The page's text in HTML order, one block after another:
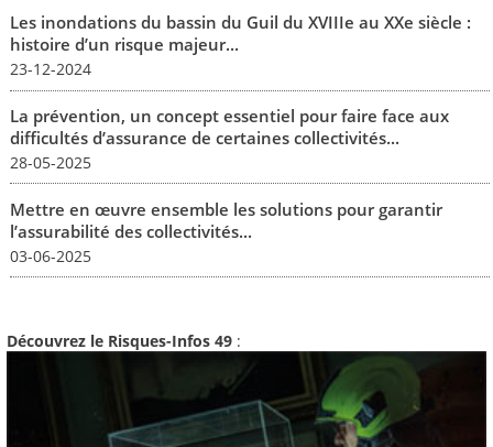
Les inondations du bassin du Guil du XVIIIe au XXe siècle :
histoire d’un risque majeur...
23-12-2024
La prévention, un concept essentiel pour faire face aux
difficultés d’assurance de certaines collectivités...
28-05-2025
Mettre en œuvre ensemble les solutions pour garantir
l’assurabilité des collectivités...
03-06-2025
Découvrez le Risques-Infos 49 :